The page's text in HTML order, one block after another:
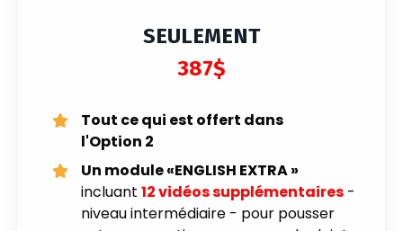
SEULEMENT
387$
Tout ce qui est offert dans
l'Option 2
Un module «ENGLISH EXTRA »
incluant 12 vidéos supplémentaires -
niveau intermédiaire - pour pousser